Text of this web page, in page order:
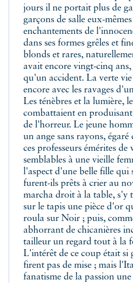
jours il ne portait plus de
garçons de salle eux-
enchantements de
dans ses formes grêles et
blonds et rares,
avait encore vingt-cinq
qu'un accident. La verte
encore avec les ravages
Les ténèbres et la lumière,
combattaient en
de l'horreur. Le jeune
un ange sans rayons,
ces professeurs émérites
semblables à une vieille
l'aspect d'une belle fille
furent-ils prêts à crier au
marcha droit à la table, s'y
sur le tapis une pièce d'or
roula sur Noir ; puis,
abhorrant de chicanières
tailleur un regard tout à la
L'intérêt de ce coup était si
firent pas de mise ; mais
fanatisme de la passion